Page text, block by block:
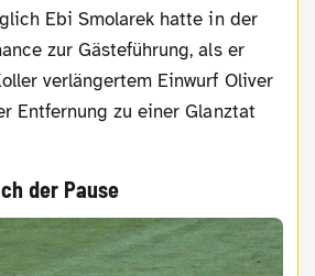
Ebi Smolarek hatte in der
zur Gästeführung, als er
verlängertem Einwurf Oliver
Entfernung zu einer Glanztat
der Pause